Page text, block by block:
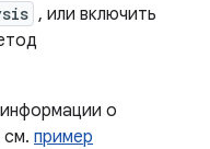
, или включить
о
см. пример